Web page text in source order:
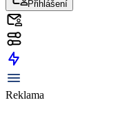
Přihlášení
Reklama